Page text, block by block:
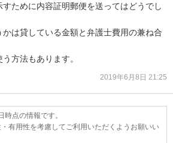
すために内容証明郵便を送ってはどうでし
は貸している金額と弁護士費用の兼ね合
方法もあります。
2019年6月8日 21:25
時点の情報です。
有用性を考慮してご利用いただくようお願いい